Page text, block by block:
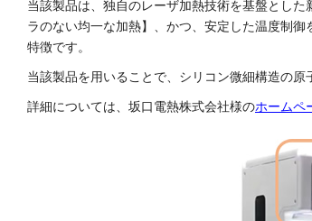
当該製品は、独自のレーザ加熱技術を基盤とし
ラのない均一な加熱】、かつ、安定した温度制
特徴です。
当該製品を用いることで、シリコン微細構造の
詳細については、坂口電熱株式会社様のホームペ